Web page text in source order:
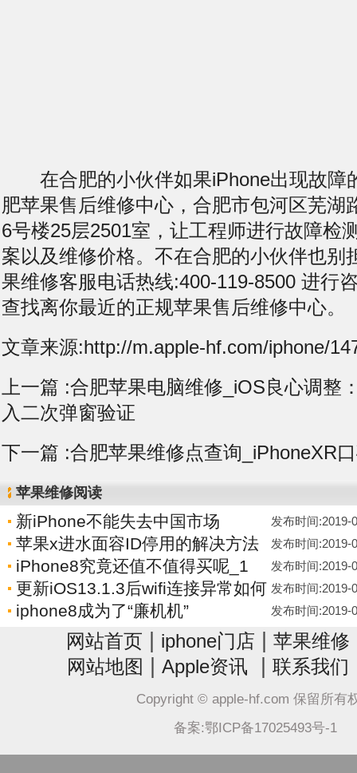
在合肥的小伙伴如果iPhone出现故障
肥苹果售后维修中心，合肥市包河区芜湖
6号楼25层2501室，让工程师进行故障检
案以及维修价格。不在合肥的小伙伴也别
果维修客服电话热线:400-119-8500 进行
查找离你最近的正规苹果售后维修中心。
文章来源:http://m.apple-hf.com/iphone/
上一篇 :合肥苹果电脑维修_iOS良心调整
入二次弹窗验证
下一篇 :合肥苹果维修点查询_iPhoneXR
苹果维修阅读
新iPhone不能失去中国市场 发布时间:2019-
苹果x进水面容ID停用的解决方法 发布时间:2019-
iPhone8究竟还值不值得买呢_1 发布时间:2019-
更新iOS13.1.3后wifi连接异常如何 发布时间:2019-
iphone8成为了“廉机机” 发布时间:2019-
网站首页 iphone门店 苹果维修
网站地图 Apple资讯 联系我们
Copyright © apple-hf.com 保留所有
备案:鄂ICP备17025493号-1